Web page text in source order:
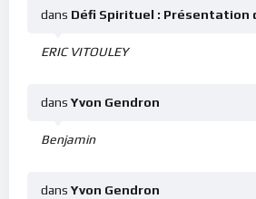
ERIC VITOULEY
dans Défi Spirituel : Présentation
Benjamin
dans Yvon Gendron
dans Yvon Gendron